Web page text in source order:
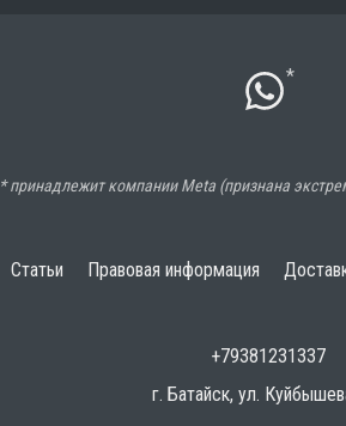
*
* принадлежит компании Meta (признана
Статьи Правовая информация
+79381231337
г. Батайск, ул.